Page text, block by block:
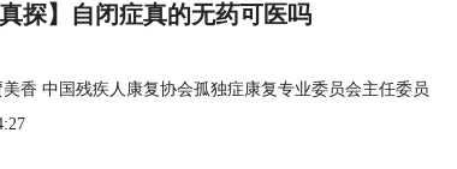
真探】自闭症真的无药可医吗
香 中国残疾人康复协会孤独症康复专业委员会主任委员